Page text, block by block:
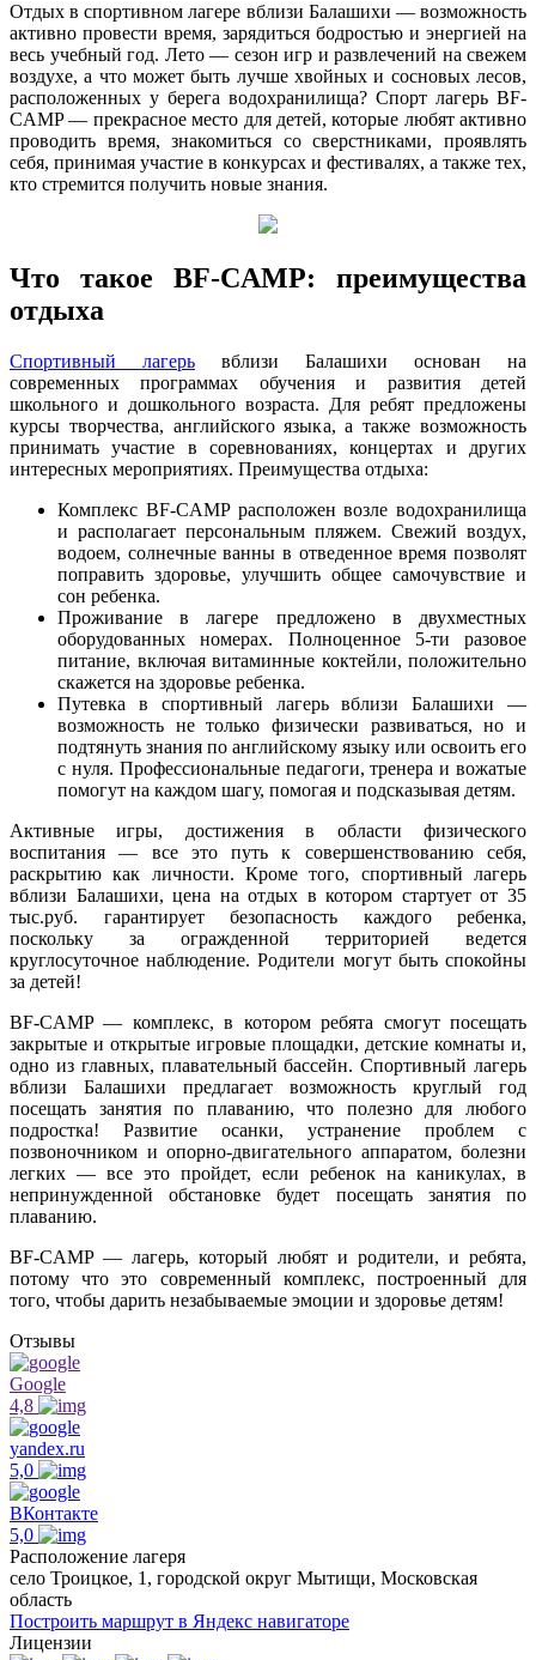
Отдых в спортивном лагере вблизи Балашихи — возможность
активно провести время, зарядиться бодростью и энергией на
весь учебный год. Лето — сезон игр и развлечений на свежем
воздухе, а что может быть лучше хвойных и сосновых лесов,
расположенных у берега водохранилища? Спорт лагерь BF-
CAMP — прекрасное место для детей, которые любят активно
проводить время, знакомиться со сверстниками, проявлять
себя, принимая участие в конкурсах и фестивалях, а также тех,
кто стремится получить новые знания.
Что такое BF-CAMP: преимущества
отдыха
Спортивный лагерь вблизи Балашихи основан на
современных программах обучения и развития детей
школьного и дошкольного возраста. Для ребят предложены
курсы творчества, английского языка, а также возможность
принимать участие в соревнованиях, концертах и других
интересных мероприятиях. Преимущества отдыха:
Комплекс BF-CAMP расположен возле водохранилища
и располагает персональным пляжем. Свежий воздух,
водоем, солнечные ванны в отведенное время позволят
поправить здоровье, улучшить общее самочувствие и
сон ребенка.
Проживание в лагере предложено в двухместных
оборудованных номерах. Полноценное 5-ти разовое
питание, включая витаминные коктейли, положительно
скажется на здоровье ребенка.
Путевка в спортивный лагерь вблизи Балашихи —
возможность не только физически развиваться, но и
подтянуть знания по английскому языку или освоить его
с нуля. Профессиональные педагоги, тренера и вожатые
помогут на каждом шагу, помогая и подсказывая детям.
Активные игры, достижения в области физического
воспитания — все это путь к совершенствованию себя,
раскрытию как личности. Кроме того, спортивный лагерь
вблизи Балашихи, цена на отдых в котором стартует от 35
тыс.руб. гарантирует безопасность каждого ребенка,
поскольку за огражденной территорией ведется
круглосуточное наблюдение. Родители могут быть спокойны
за детей!
BF-CAMP — комплекс, в котором ребята смогут посещать
закрытые и открытые игровые площадки, детские комнаты и,
одно из главных, плавательный бассейн. Спортивный лагерь
вблизи Балашихи предлагает возможность круглый год
посещать занятия по плаванию, что полезно для любого
подростка! Развитие осанки, устранение проблем с
позвоночником и опорно-двигательного аппаратом, болезни
легких — все это пройдет, если ребенок на каникулах, в
непринужденной обстановке будет посещать занятия по
плаванию.
BF-CAMP — лагерь, который любят и родители, и ребята,
потому что это современный комплекс, построенный для
того, чтобы дарить незабываемые эмоции и здоровье детям!
Отзывы
Google
4,8
yandex.ru
5,0
ВКонтакте
5,0
Расположение лагеря
село Троицкое, 1, городской округ Мытищи, Московская
область
Построить маршрут в Яндекс навигаторе
Лицензии